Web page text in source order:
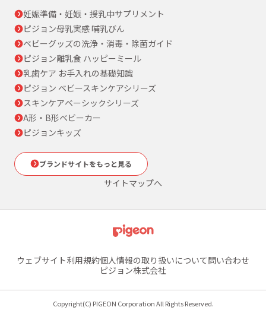
妊娠準備・妊娠・授乳中サプリメント
ピジョン母乳実感 哺乳びん
ベビーグッズの洗浄・消毒・除菌ガイド
ピジョン離乳食 ハッピーミール
乳歯ケア お手入れの基礎知識
ピジョン ベビースキンケアシリーズ
スキンケアベーシックシリーズ
A形・B形ベビーカー
ピジョンキッズ
ブランドサイトをもっと見る
サイトマップへ
ウェブサイト利用規約個人情報の取り扱いについて問い合わせ
ピジョン株式会社
Copyright(C) PIGEON Corporation All Rights Reserved.